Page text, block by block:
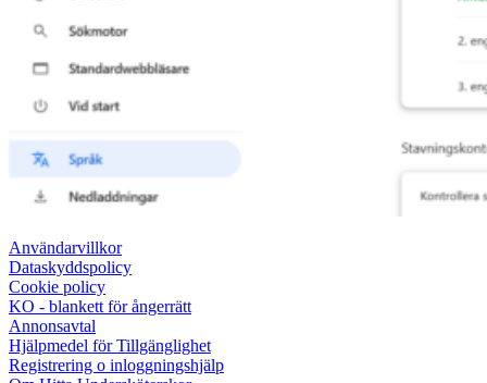
Användarvillkor
Dataskyddspolicy
Cookie policy
KO - blankett för ångerrätt
Annonsavtal
Hjälpmedel för Tillgänglighet
Registrering o inloggningshjälp